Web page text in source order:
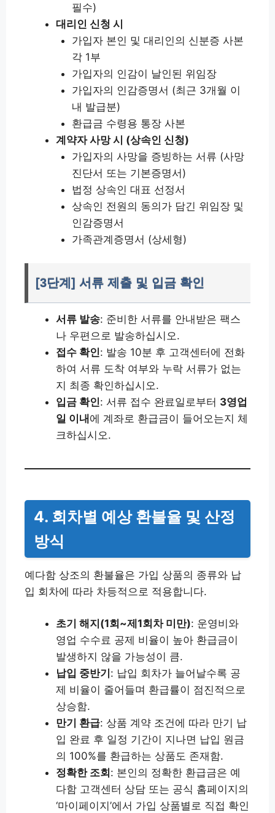
필수)
대리인 신청 시
가입자 본인 및 대리인의 신분증 사본
각 1부
가입자의 인감이 날인된 위임장
가입자의 인감증명서 (최근 3개월 이
내 발급분)
환급금 수령용 통장 사본
계약자 사망 시 (상속인 신청)
가입자의 사망을 증빙하는 서류 (사망
진단서 또는 기본증명서)
법정 상속인 대표 선정서
상속인 전원의 동의가 담긴 위임장 및
인감증명서
가족관계증명서 (상세형)
[3단계] 서류 제출 및 입금 확인
서류 발송: 준비한 서류를 안내받은 팩스
나 우편으로 발송하십시오.
접수 확인: 발송 10분 후 고객센터에 전화
하여 서류 도착 여부와 누락 서류가 없는
지 최종 확인하십시오.
입금 확인: 서류 접수 완료일로부터 3영업
일 이내 에 계좌로 환급금이 들어오는지 체
크하십시오.
4. 회차별 예상 환불율 및 산정
방식
예다함 상조의 환불율은 가입 상품의 종류와 납
입 회차에 따라 차등적으로 적용합니다.
초기 해지(1회~제1회차 미만): 운영비와
영업 수수료 공제 비율이 높아 환급금이
발생하지 않을 가능성이 큼.
납입 중반기 : 납입 회차가 늘어날수록 공
제 비율이 줄어들며 환급률이 점진적으로
상승함.
만기 환급: 상품 계약 조건에 따라 만기 납
입 완료 후 일정 기간이 지나면 납입 원금
의 100%를 환급하는 상품도 존재함.
정확한 조회 : 본인의 정확한 환급금은 예
다함 고객센터 상담 또는 공식 홈페이지의
‘마이페이지’에서 가입 상품별로 직접 확인